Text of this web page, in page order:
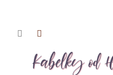
Přejít